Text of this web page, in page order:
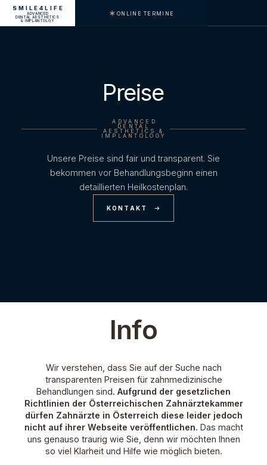
SMILE4LIFE
ADVANCED
DENTAL AESTHETICS
& IMPLANTOLGY
ONLINE TERMINE
MENU
Preise
ADVANCED
DENTAL
AESTHETICS &
IMPLANTOLOGY
Unsere Preise sind fair und transparent. Sie
bekommen vor Behandlungsbeginn einen
detaillierten Heilkostenplan.
KONTAKT
Info
Wir verstehen, dass Sie auf der Suche nach
transparenten Preisen für zahnmedizinische
Behandlungen sind. Aufgrund der gesetzlichen
Richtlinien der Österreichischen Zahnärztekammer
dürfen Zahnärzte in Österreich diese leider jedoch
nicht auf ihrer Webseite veröffentlichen. Das macht
uns genauso traurig wie Sie, denn wir möchten Ihnen
so viel Klarheit und Hilfe wie möglich bieten.